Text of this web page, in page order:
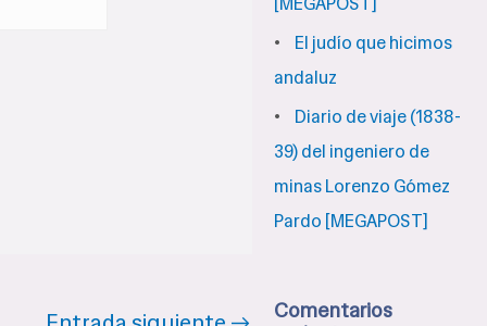
El judío que hicimos
andaluz
Diario de viaje (1838-
39) del ingeniero de
minas Lorenzo Gómez
Pardo [MEGAPOST]
Comentarios